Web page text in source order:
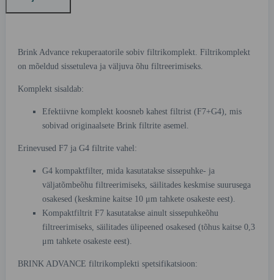
Brink Advance rekuperaatorile sobiv filtrikomplekt. Filtrikomplekt
on mõeldud sissetuleva ja väljuva õhu filtreerimiseks.
Komplekt sisaldab:
Efektiivne komplekt koosneb kahest filtrist (F7+G4), mis
sobivad originaalsete Brink filtrite asemel.
Erinevused F7 ja G4 filtrite vahel:
G4 kompaktfilter, mida kasutatakse sissepuhke- ja
väljatõmbeõhu filtreerimiseks, säilitades keskmise suurusega
osakesed (keskmine kaitse 10 μm tahkete osakeste eest).
Kompaktfiltrit F7 kasutatakse ainult sissepuhkeõhu
filtreerimiseks, säilitades ülipeened osakesed (tõhus kaitse 0,3
μm tahkete osakeste eest).
BRINK ADVANCE filtrikomplekti spetsifikatsioon: